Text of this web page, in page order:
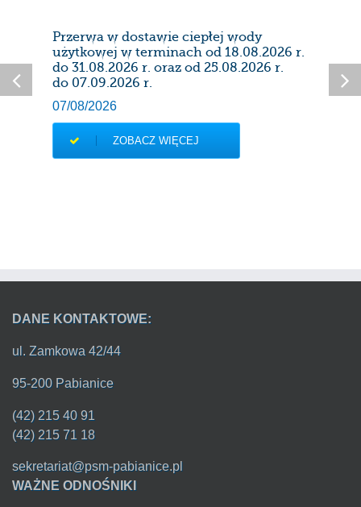
Przerwa w dostawie ciepłej wody
użytkowej w terminach od 18.08.2026 r.
do 31.08.2026 r. oraz od 25.08.2026 r.
do 07.09.2026 r.
07/08/2026
ZOBACZ WIĘCEJ
DANE KONTAKTOWE:
ul. Zamkowa 42/44
95-200 Pabianice
(42) 215 40 91
(42) 215 71 18
sekretariat@psm-pabianice.pl
WAŻNE ODNOŚNIKI